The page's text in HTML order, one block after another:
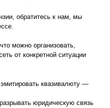
обратитесь к нам, мы
можно организовать,
от конкретной ситуации
квазивалюту —
юридическую связь